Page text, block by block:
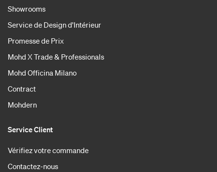
Showrooms
Service de Design d'Intérieur
Promesse de Prix
Mohd X Trade & Professionals
Mohd Officina Milano
Contract
Mohdern
Service Client
Vérifiez votre commande
Contactez-nous